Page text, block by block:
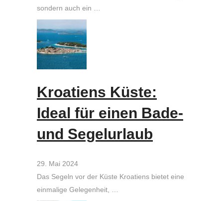
sondern auch ein …
Kroatiens Küste:
Ideal für einen Bade-
und Segelurlaub
29. Mai 2024
Das Segeln vor der Küste Kroatiens bietet eine
einmalige Gelegenheit, …